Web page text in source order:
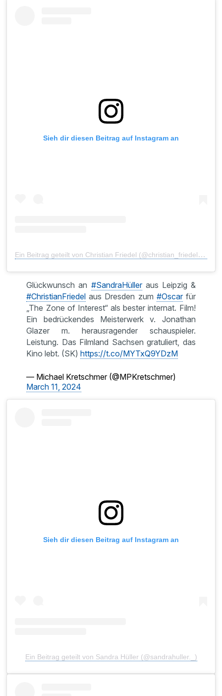
Sieh dir diesen Beitrag auf Instagram an
Ein Beitrag geteilt von Christian Friedel (@christian_friedel_official)
Glückwunsch an #SandraHülleraus Leipzig &
#ChristianFriedel aus Dresden zum #Oscarfür
„The Zone of Interest“ als bester internat. Film!
Ein bedrückendes Meisterwerk v. Jonathan
Glazer m. herausragender schauspieler.
Leistung. Das Filmland Sachsen gratuliert, das
Kino lebt. (SK)https://t.co/MYTxQ9YDzM
— Michael Kretschmer (@MPKretschmer)
March 11, 2024
Sieh dir diesen Beitrag auf Instagram an
Ein Beitrag geteilt von Sandra Hüller (@sandrahuller._)